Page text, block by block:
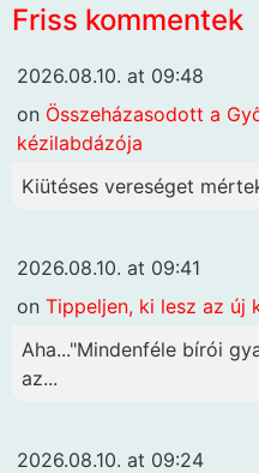
Friss kommentek
2026.08.10. at 09:48
on Összeházasodott a
kézilabdázója
Kiütéses vereséget
2026.08.10. at 09:41
on Tippeljen, ki lesz az új
Aha..."Mindenféle bírói
az...
2026.08.10. at 09:24